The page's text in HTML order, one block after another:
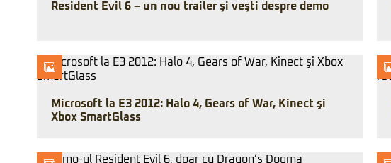
Resident Evil 6 – un nou trailer şi veşti despre demo
Microsoft la E3 2012: Halo 4, Gears of War, Kinect şi
Xbox SmartGlass